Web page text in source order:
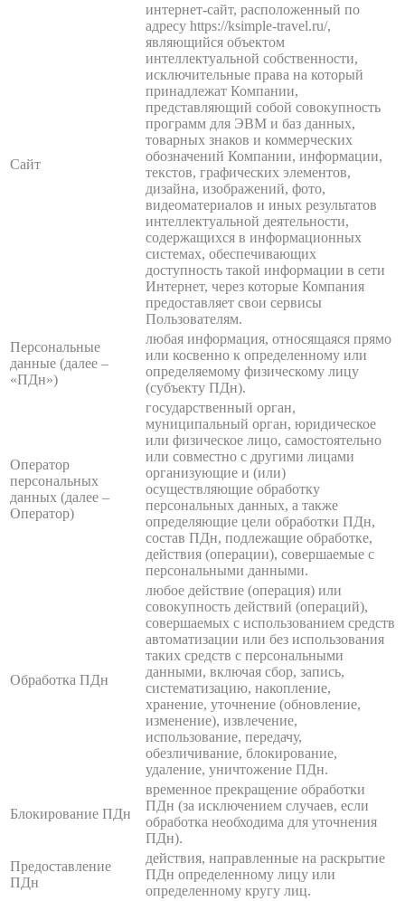
Сайт
интернет-сайт, расположенный по
адресу https://ksimple-travel.ru/,
являющийся объектом
интеллектуальной собственности,
исключительные права на который
принадлежат Компании,
представляющий собой совокупность
программ для ЭВМ и баз данных,
товарных знаков и коммерческих
обозначений Компании, информации,
текстов, графических элементов,
дизайна, изображений, фото,
видеоматериалов и иных результатов
интеллектуальной деятельности,
содержащихся в информационных
системах, обеспечивающих
доступность такой информации в сети
Интернет, через которые Компания
предоставляет свои сервисы
Пользователям.
Персональные
данные (далее –
«ПДн»)
любая информация, относящаяся прямо
или косвенно к определенному или
определяемому физическому лицу
(субъекту ПДн).
Оператор
персональных
данных (далее –
Оператор)
государственный орган,
муниципальный орган, юридическое
или физическое лицо, самостоятельно
или совместно с другими лицами
организующие и (или)
осуществляющие обработку
персональных данных, а также
определяющие цели обработки ПДн,
состав ПДн, подлежащие обработке,
действия (операции), совершаемые с
персональными данными.
Обработка ПДн
любое действие (операция) или
совокупность действий (операций),
совершаемых с использованием средств
автоматизации или без использования
таких средств с персональными
данными, включая сбор, запись,
систематизацию, накопление,
хранение, уточнение (обновление,
изменение), извлечение,
использование, передачу,
обезличивание, блокирование,
удаление, уничтожение ПДн.
Блокирование ПДн
временное прекращение обработки
ПДн (за исключением случаев, если
обработка необходима для уточнения
ПДн).
Предоставление
ПДн
действия, направленные на раскрытие
ПДн определенному лицу или
определенному кругу лиц.